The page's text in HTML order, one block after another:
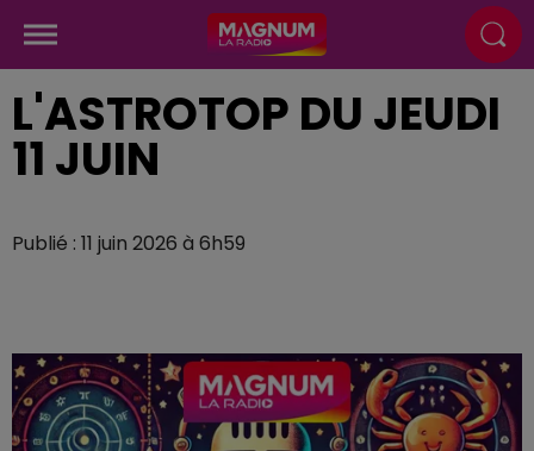
L'ASTROTOP DU JEUDI
11 JUIN
Publié : 11 juin 2026 à 6h59